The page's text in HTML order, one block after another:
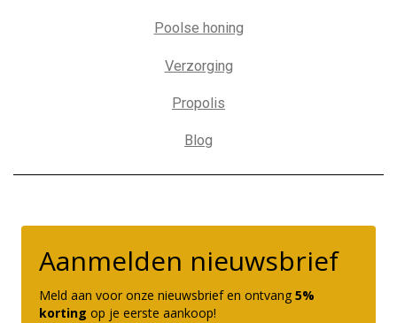
Poolse honing
Verzorging
Propolis
Blog
Aanmelden nieuwsbrief
Meld aan voor onze nieuwsbrief en ontvang 5%
korting op je eerste aankoop!